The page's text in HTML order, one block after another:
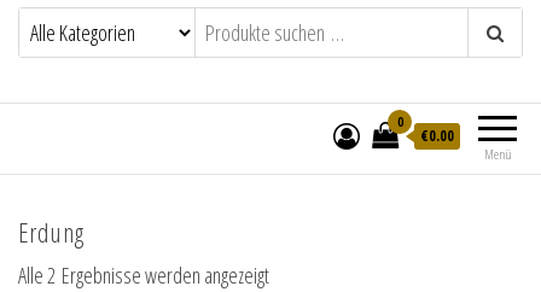
Menü
0
€0.00
Erdung
Alle 2 Ergebnisse werden angezeigt